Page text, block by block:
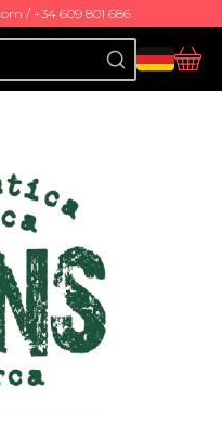
/ +34 609 801 686